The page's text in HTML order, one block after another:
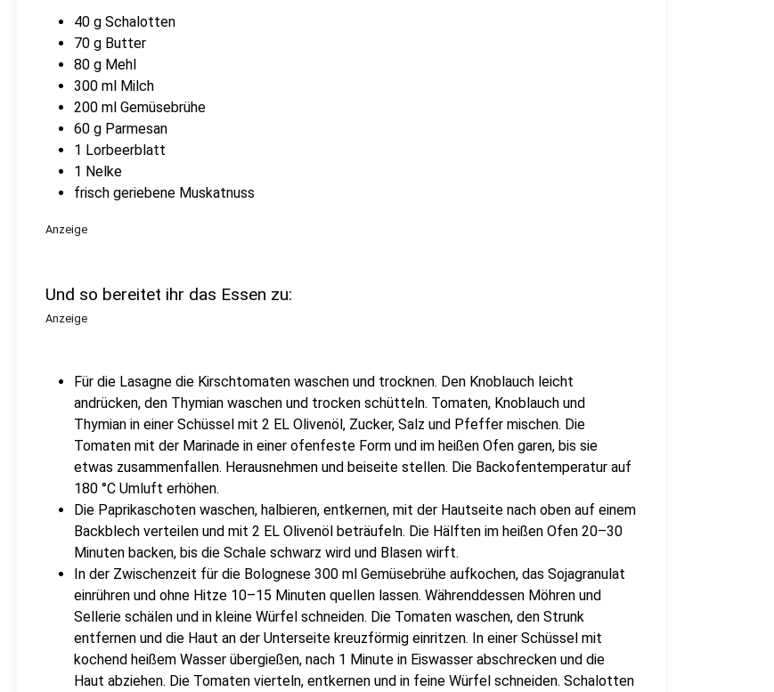
40 g Schalotten
70 g Butter
80 g Mehl
300 ml Milch
200 ml Gemüsebrühe
60 g Parmesan
1 Lorbeerblatt
1 Nelke
frisch geriebene Muskatnuss
Anzeige
Und so bereitet ihr das Essen zu:
Anzeige
Für die Lasagne die Kirschtomaten waschen und trocknen. Den Knoblauch leicht
andrücken, den Thymian waschen und trocken schütteln. Tomaten, Knoblauch und
Thymian in einer Schüssel mit 2 EL Olivenöl, Zucker, Salz und Pfeffer mischen. Die
Tomaten mit der Marinade in einer ofenfeste Form und im heißen Ofen garen, bis sie
etwas zusammenfallen. Herausnehmen und beiseite stellen. Die Backofentemperatur auf
180 °C Umluft erhöhen.
Die Paprikaschoten waschen, halbieren, entkernen, mit der Hautseite nach oben auf einem
Backblech verteilen und mit 2 EL Olivenöl beträufeln. Die Hälften im heißen Ofen 20–30
Minuten backen, bis die Schale schwarz wird und Blasen wirft.
In der Zwischenzeit für die Bolognese 300 ml Gemüsebrühe aufkochen, das Sojagranulat
einrühren und ohne Hitze 10–15 Minuten quellen lassen. Währenddessen Möhren und
Sellerie schälen und in kleine Würfel schneiden. Die Tomaten waschen, den Strunk
entfernen und die Haut an der Unterseite kreuzförmig einritzen. In einer Schüssel mit
kochend heißem Wasser übergießen, nach 1 Minute in Eiswasser abschrecken und die
Haut abziehen. Die Tomaten vierteln, entkernen und in feine Würfel schneiden. Schalotten